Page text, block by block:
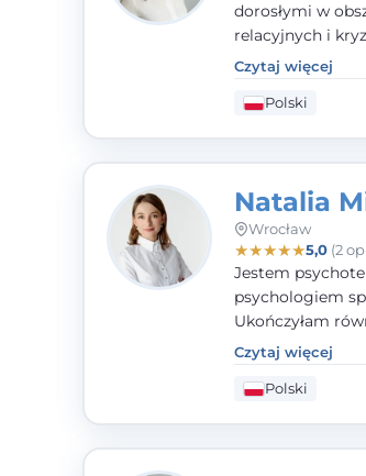
dorosłymi w
relacyjnych i
kliniczną oraz
i seksuologii
Czytaj więcej
Polski
Natalia
Wrocław
★★★★★5,0(2
Jestem
psychologiem
Ukończyłam
Diagnozy
działalności
Polskiego
Czytaj więcej
Polski